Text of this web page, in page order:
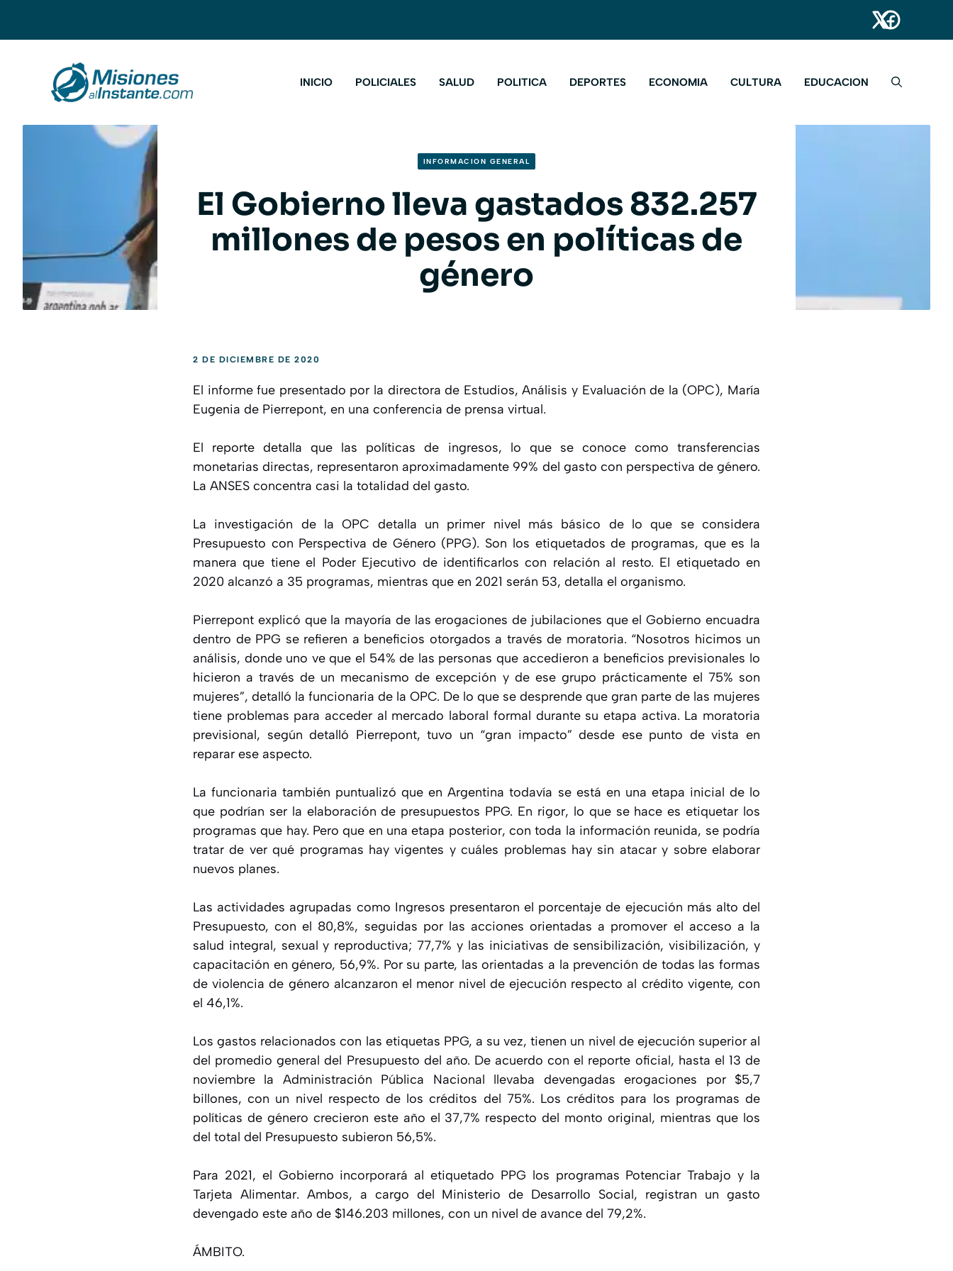
INICIO POLICIALES SALUD POLITICA DEPORTES ECONOMIA CULTURA EDUCACION
INFORMACION GENERAL
El Gobierno lleva gastados 832.257
millones de pesos en políticas de
género
2 DE DICIEMBRE DE 2020
El informe fue presentado por la directora de Estudios, Análisis y Evaluación de la (OPC), María
Eugenia de Pierrepont, en una conferencia de prensa virtual.
El reporte detalla que las políticas de ingresos, lo que se conoce como transferencias
monetarias directas, representaron aproximadamente 99% del gasto con perspectiva de género.
La ANSES concentra casi la totalidad del gasto.
La investigación de la OPC detalla un primer nivel más básico de lo que se considera
Presupuesto con Perspectiva de Género (PPG). Son los etiquetados de programas, que es la
manera que tiene el Poder Ejecutivo de identificarlos con relación al resto. El etiquetado en
2020 alcanzó a 35 programas, mientras que en 2021 serán 53, detalla el organismo.
Pierrepont explicó que la mayoría de las erogaciones de jubilaciones que el Gobierno encuadra
dentro de PPG se refieren a beneficios otorgados a través de moratoria. “Nosotros hicimos un
análisis, donde uno ve que el 54% de las personas que accedieron a beneficios previsionales lo
hicieron a través de un mecanismo de excepción y de ese grupo prácticamente el 75% son
mujeres”, detalló la funcionaria de la OPC. De lo que se desprende que gran parte de las mujeres
tiene problemas para acceder al mercado laboral formal durante su etapa activa. La moratoria
previsional, según detalló Pierrepont, tuvo un “gran impacto” desde ese punto de vista en
reparar ese aspecto.
La funcionaria también puntualizó que en Argentina todavía se está en una etapa inicial de lo
que podrían ser la elaboración de presupuestos PPG. En rigor, lo que se hace es etiquetar los
programas que hay. Pero que en una etapa posterior, con toda la información reunida, se podría
tratar de ver qué programas hay vigentes y cuáles problemas hay sin atacar y sobre elaborar
nuevos planes.
Las actividades agrupadas como Ingresos presentaron el porcentaje de ejecución más alto del
Presupuesto, con el 80,8%, seguidas por las acciones orientadas a promover el acceso a la
salud integral, sexual y reproductiva; 77,7% y las iniciativas de sensibilización, visibilización, y
capacitación en género, 56,9%. Por su parte, las orientadas a la prevención de todas las formas
de violencia de género alcanzaron el menor nivel de ejecución respecto al crédito vigente, con
el 46,1%.
Los gastos relacionados con las etiquetas PPG, a su vez, tienen un nivel de ejecución superior al
del promedio general del Presupuesto del año. De acuerdo con el reporte oficial, hasta el 13 de
noviembre la Administración Pública Nacional llevaba devengadas erogaciones por $5,7
billones, con un nivel respecto de los créditos del 75%. Los créditos para los programas de
políticas de género crecieron este año el 37,7% respecto del monto original, mientras que los
del total del Presupuesto subieron 56,5%.
Para 2021, el Gobierno incorporará al etiquetado PPG los programas Potenciar Trabajo y la
Tarjeta Alimentar. Ambos, a cargo del Ministerio de Desarrollo Social, registran un gasto
devengado este año de $146.203 millones, con un nivel de avance del 79,2%.
ÁMBITO.